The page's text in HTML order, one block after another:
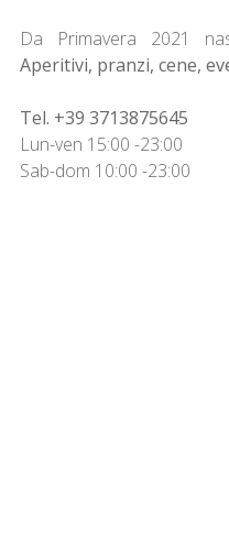
Da Primavera 2021
Aperitivi, pranzi, cene,
Tel. +39 3713875645
Lun-ven 15:00 -23:00
Sab-dom 10:00 -23:00